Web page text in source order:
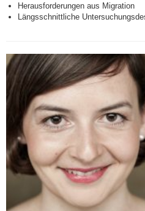
Herausforderungen aus Migration
Längsschnittliche